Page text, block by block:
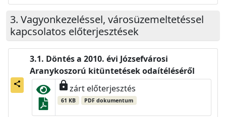
Vagyonkezeléssel, városüzemeltetéssel
kapcsolatos előterjesztések
share
Döntés a 2010. évi Józsefvárosi
Aranykoszorú kitüntetések odaítéléséről
lockzárt előterjesztés
61 KB PDF dokumentum